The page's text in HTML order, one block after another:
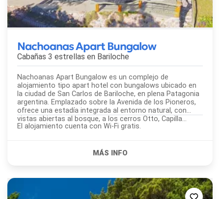
Nachoanas Apart Bungalow
Cabañas 3 estrellas en Bariloche
Nachoanas Apart Bungalow es un complejo de
alojamiento tipo apart hotel con bungalows ubicado en
la ciudad de San Carlos de Bariloche, en plena Patagonia
argentina. Emplazado sobre la Avenida de los Pioneros,
ofrece una estadía integrada al entorno natural, con
vistas abiertas al bosque, a los cerros Otto, Capilla...
El alojamiento cuenta con Wi-Fi gratis.